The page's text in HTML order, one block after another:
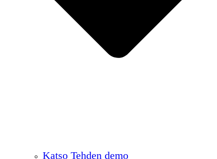
Katso Tehden demo